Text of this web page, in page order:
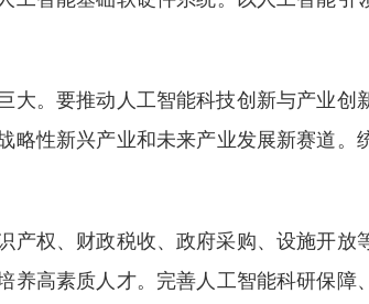
。要推动人工智能科技创新与产业创
略性新兴产业和未来产业发展新赛道。
权、财政税收、政府采购、设施开放
养高素质人才。完善人工智能科研保障